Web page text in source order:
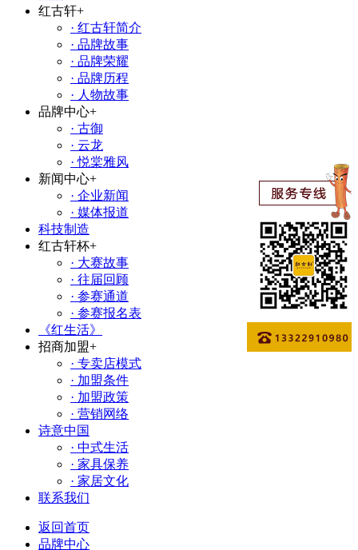
红古轩+
· 红古轩简介
· 品牌故事
· 品牌荣耀
· 品牌历程
· 人物故事
品牌中心+
· 古御
· 云龙
· 悦棠雅风
新闻中心+
· 企业新闻
· 媒体报道
科技制造
红古轩杯+
· 大赛故事
· 往届回顾
· 参赛通道
· 参赛报名表
《红生活》
招商加盟+
· 专卖店模式
· 加盟条件
· 加盟政策
· 营销网络
诗意中国
· 中式生活
· 家具保养
· 家居文化
联系我们
返回首页
品牌中心